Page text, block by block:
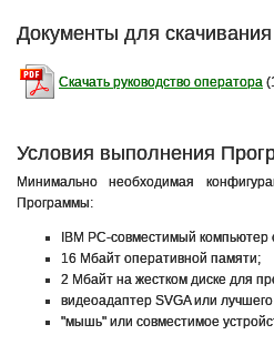
Документы для скачивания
Скачать руководство оператора
Условия выполнения
Минимально необходимая
Программы:
IBM PC-совместимый
16 Мбайт оперативной памяти;
2 Мбайт на жестком диске для
видеоадаптер SVGA или
"мышь" или совместимое